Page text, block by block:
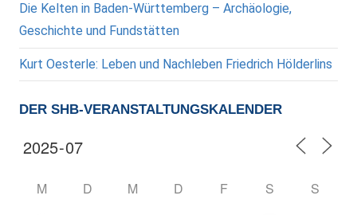
Die Kelten in Baden-Württemberg – Archäologie,
Geschichte und Fundstätten
Kurt Oesterle: Leben und Nachleben Friedrich Hölderlins
DER SHB-VERANSTALTUNGSKALENDER
M D M D F S S